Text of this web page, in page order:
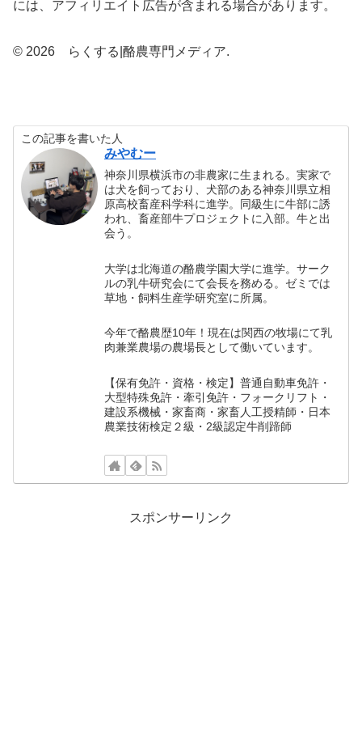
には、アフィリエイト広告が含まれる場合があります。
© 2026 らくする|酪農専門メディア.
この記事を書いた人
みやむー
神奈川県横浜市の非農家に生まれる。実家で
は犬を飼っており、犬部のある神奈川県立相
原高校畜産科学科に進学。同級生に牛部に誘
われ、畜産部牛プロジェクトに入部。牛と出
会う。
大学は北海道の酪農学園大学に進学。サーク
ルの乳牛研究会にて会長を務める。ゼミでは
草地・飼料生産学研究室に所属。
今年で酪農歴10年！現在は関西の牧場にて乳
肉兼業農場の農場長として働いています。
【保有免許・資格・検定】普通自動車免許・
大型特殊免許・牽引免許・フォークリフト・
建設系機械・家畜商・家畜人工授精師・日本
農業技術検定２級・2級認定牛削蹄師
スポンサーリンク